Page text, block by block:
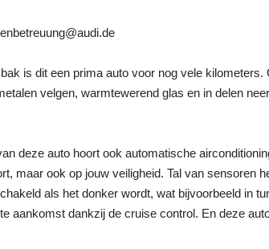
is dit een prima auto voor nog vele kilometers.
velgen, warmtewerend glas en in delen
deze auto hoort ook automatische
maar ook op jouw veiligheid. Tal van sensoren
als het donker wordt, wat bijvoorbeeld in
aankomst dankzij de cruise control. En deze